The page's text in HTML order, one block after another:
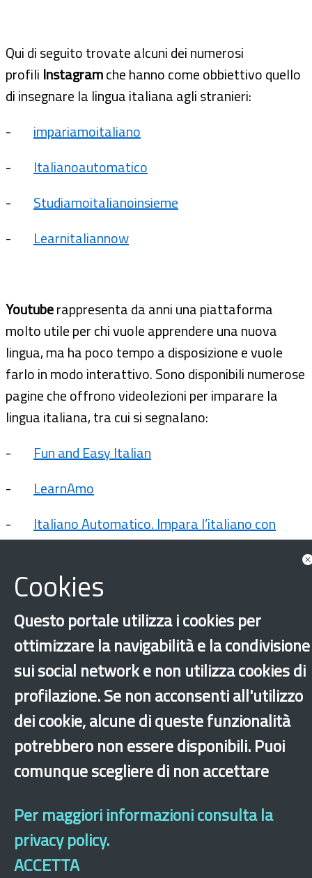
Qui di seguito trovate alcuni dei numerosi
profili Instagramche hanno come obbiettivo quello
di insegnare la lingua italiana agli stranieri:
- impariamoitaliano
- Italianoautomatico
- Studiamoitalianoinsieme
- Learnitaliannow
Youtuberappresenta da anni una piattaforma
molto utile per chi vuole apprendere una nuova
lingua, ma ha poco tempo a disposizione e vuole
farlo in modo interattivo. Sono disponibili numerose
pagine che offrono videolezioni per imparare la
lingua italiana, tra cui si segnalano:
- Fun and Easy Italian
- LearnAmo
- Italiano Automatico. Impara l’italiano con
Italiano Automatico
×
Cookies
Questo portale utilizza i cookies per
ottimizzare la navigabilità e la condivisione
sui social network e non utilizza cookies di
profilazione. Se non acconsenti all'utilizzo
dei cookie, alcune di queste funzionalità
potrebbero non essere disponibili. Puoi
comunque scegliere di non accettare
Per maggiori informazioni consulta la
privacy policy.
ACCETTA
Sito archeologico